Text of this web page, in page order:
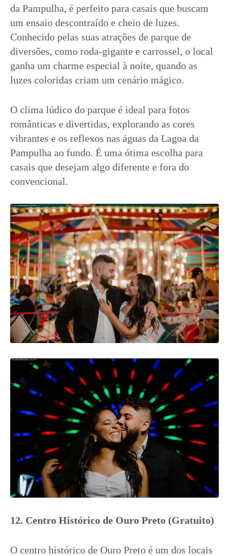
da Pampulha, é perfeito para casais que buscam
um ensaio descontraído e cheio de luzes.
Conhecido pelas suas atrações de parque de
diversões, como roda-gigante e carrossel, o local
ganha um charme especial à noite, quando as
luzes coloridas criam um cenário mágico.
O clima lúdico do parque é ideal para fotos
românticas e divertidas, explorando as cores
vibrantes e os reflexos nas águas da Lagoa da
Pampulha ao fundo. É uma ótima escolha para
casais que desejam algo diferente e fora do
convencional.
12. Centro Histórico de Ouro Preto (Gratuito)
O centro histórico de Ouro Preto é um dos locais